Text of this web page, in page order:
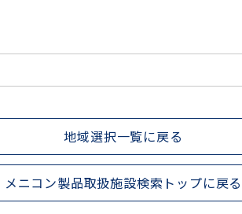
地域選択一覧に戻る
メニコン製品取扱施設検索トップに戻る